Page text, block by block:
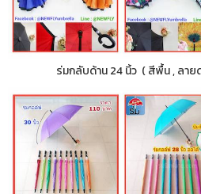
ร่มกลับด้าน 24 นิ้ว ( สีพื้น , ลาย